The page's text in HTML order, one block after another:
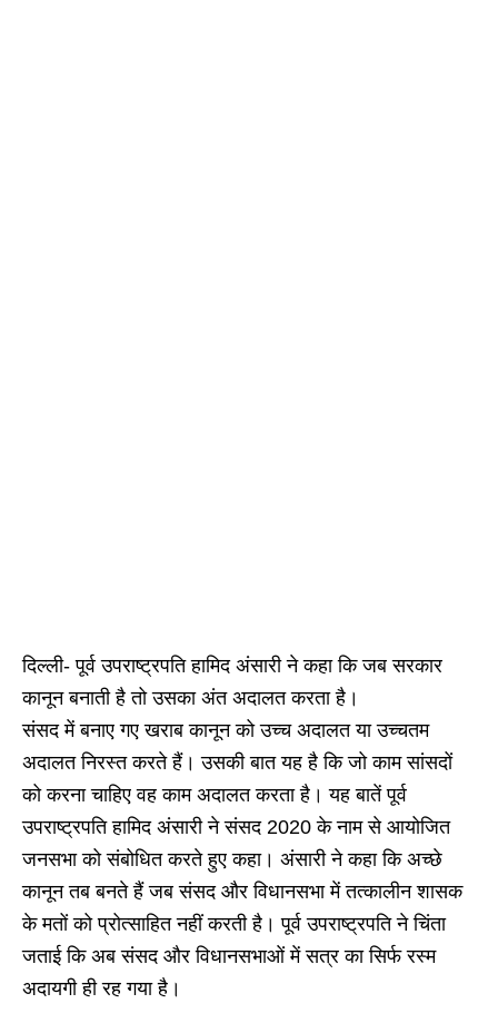
दिल्ली- पूर्व उपराष्ट्रपति हामिद अंसारी ने कहा कि जब सरकार
कानून बनाती है तो उसका अंत अदालत करता है।
संसद में बनाए गए खराब कानून को उच्च अदालत या उच्चतम
अदालत निरस्त करते हैं। उसकी बात यह है कि जो काम सांसदों
को करना चाहिए वह काम अदालत करता है। यह बातें पूर्व
उपराष्ट्रपति हामिद अंसारी ने संसद 2020 के नाम से आयोजित
जनसभा को संबोधित करते हुए कहा। अंसारी ने कहा कि अच्छे
कानून तब बनते हैं जब संसद और विधानसभा में तत्कालीन शासक
के मतों को प्रोत्साहित नहीं करती है। पूर्व उपराष्ट्रपति ने चिंता
जताई कि अब संसद और विधानसभाओं में सत्र का सिर्फ रस्म
अदायगी ही रह गया है।